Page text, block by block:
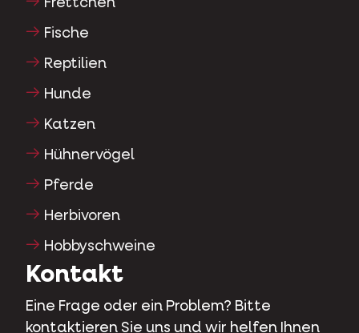
Frettchen
Fische
Reptilien
Hunde
Katzen
Hühnervögel
Pferde
Herbivoren
Hobbyschweine
Kontakt
Eine Frage oder ein Problem? Bitte
kontaktieren Sie uns und wir helfen Ihnen